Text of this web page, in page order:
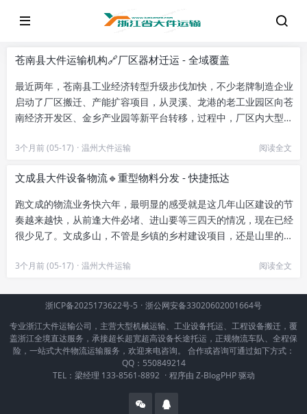
苍南县大件运输机构🔗厂区器材迁运 - 全域覆盖
最近两年，苍南县工业经济转型升级步伐加快，不少老牌制造企业
启动了厂区搬迁、产能扩容项目，从灵溪、龙港的老工业园区向苍
南经济开发区、金乡产业园等新平台转移，过程中，厂区内大型生
3个月前 (05-17) · 温州大件运输 阅读全文
文成县大件设备物流🔹重型物料分发 - 快捷抵达
跑文成的物流业务快六年，最明显的感受就是这几年山区建设的节
奏越来越快，从前逢大件必堵、进山要等三四天的情况，现在已经
很少见了。文成多山，不管是乡镇的乡村建设项目，还是山里的新
3个月前 (05-17) · 温州大件运输 阅读全文
浙ICP备2025173622号-5 · 浙公网安备33020602001664号
专业浙江大件运输公司，主营大型机械运输、工业设备托运、工程设备搬迁，覆
盖浙江全境直达服务，承接超长超宽超高设备长途托运，正规物流车队、全程保
险，一站式大件物流运输服务，欢迎来电咨询。 合作或咨询可通过如下方式：
QQ：550849214
TEL：梁经理 133-8561-8892 · 程序由 Z-BlogPHP驱动